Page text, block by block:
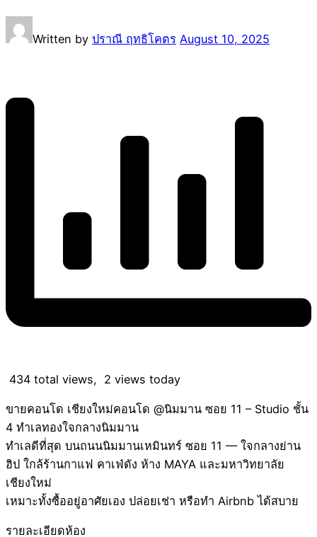
Written by ปราณี ฤทธิโคตร August 10, 2025
434 total views, 2 views today
ขายคอนโด เชียงใหม่คอนโด @นิมมาน ซอย 11 – Studio ชั้น
4 ทำเลทองใจกลางนิมมาน
ทำเลดีที่สุด บนถนนนิมมานเหมินทร์ ซอย 11 — ใจกลางย่าน
ฮิป ใกล้ร้านกาแฟ คาเฟ่ดัง ห้าง MAYA และมหาวิทยาลัย
เชียงใหม่
เหมาะทั้งซื้ออยู่อาศัยเอง ปล่อยเช่า หรือทำ Airbnb ได้สบาย
รายละเอียดห้อง